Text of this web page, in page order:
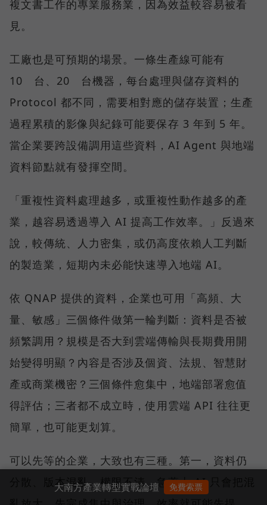
複文書工作的專業服務業，因為效益較容易被看
見。
工廠也是可預期的場景。一條生產線可能有
10 台、20 台機器，每台處理與儲存資料的
Protocol 都不同，需要相對應的儲存裝置；生產
過程累積的影像與紀錄可能要保存 3 年到 5 年。
當企業要跨設備調用這些資料，AI Agent 與地端
資料節點就有發揮空間。
「重複性資料處理越多，或重複性動作越多的產
業，越容易透過導入 AI 提高工作效率。」反過來
說，較傳統、人力密集，或仍高度依賴人工判斷
的製造業，短期內未必能快速導入地端 AI。
依 QNAP 提供的資料，企業也可用「高頻、大
量、敏感」三個條件做第一輪判斷：資料是否被
頻繁調用？規模是否大到雲端傳輸與長期費用開
始變得明顯？內容是否涉及個資、法規、智慧財
產或商業機密？三個條件愈集中，地端部署愈值
得評估；三者都不成立時，使用雲端 API 往往更
簡單，也可能更划算。
可以先等的企業，大致也有三種。第一，資料仍
分散、版本混亂、權限不清，急著上 AI 只會把混
大南方產業轉型實戰論壇 免費索票